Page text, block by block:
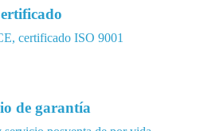
certificado ISO 9001
de garantía